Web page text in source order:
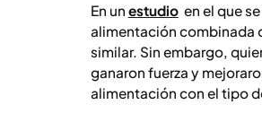
En un estudio en el que
alimentación combinada
similar. Sin embargo,
ganaron fuerza y
alimentación con el tipo